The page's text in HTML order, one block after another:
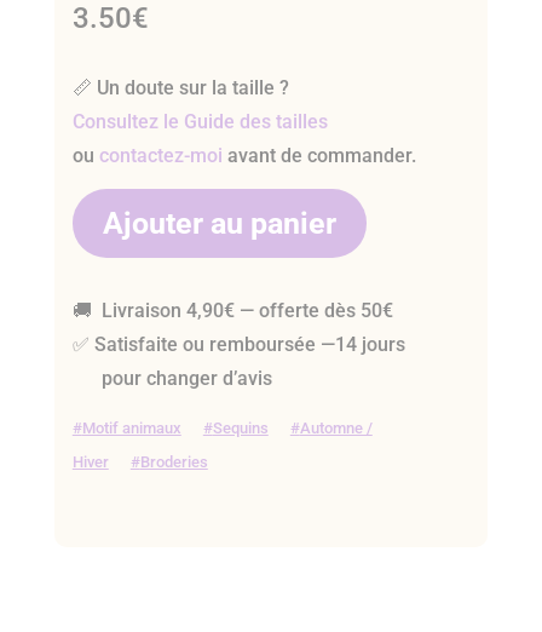
3.50€
📏 Un doute sur la taille ?
Consultez le Guide des tailles
ou contactez-moi avant de commander.
Ajouter au panier
🚚 Livraison 4,90€ — offerte dès 50€
✅ Satisfaite ou remboursée —14 jours
pour changer d’avis
Motif animaux Sequins
Automne /
Hiver
Broderies